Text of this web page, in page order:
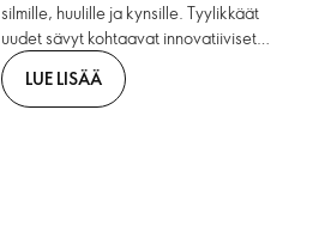
silmille, huulille ja kynsille. Tyylikkäät
uudet sävyt kohtaavat innovatiiviset
koostumukset. Bring. It. On.
LUE LISÄÄ